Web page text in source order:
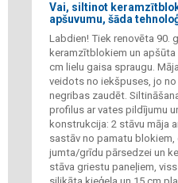
Vai, siltinot
apšuvumu, šāda
Labdien! Tiek renovēta 90.
keramzītblokiem un
cm lielu gaisa spraugu.
veidots no iekšpuses, jo
negribas zaudēt.
profilus ar vates pildījumu
konstrukcija: 2 stāvu māja
sastāv no pamatu
jumta/grīdu pārsedzei un
stāva griestu paneļiem,
silikāta ķieģeļa un 15 cm